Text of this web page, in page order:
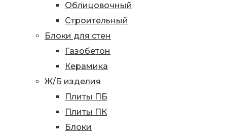
Облицовочный
Строительный
Блоки для стен
Газобетон
Керамика
Ж/Б изделия
Плиты ПБ
Плиты ПК
Блоки